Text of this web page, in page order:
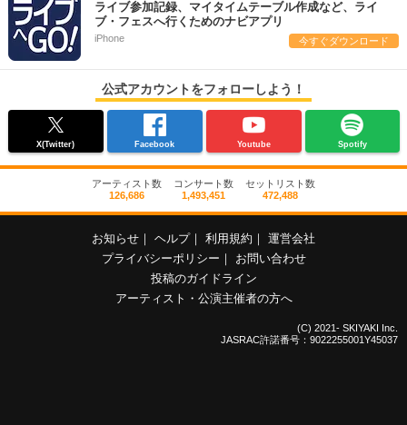
ライブ参加記録、マイタイムテーブル作成など、ライ
ブ・フェスへ行くためのナビアプリ
iPhone 今すぐダウンロード
公式アカウントをフォローしよう！
X(Twitter) Facebook Youtube Spotify
アーティスト数
126,686
コンサート数
1,493,451
セットリスト数
472,488
お知らせ ヘルプ 利用規約
運営会社
プライバシーポリシー
お問い合わせ
投稿のガイドライン
アーティスト・公演主催者の方へ
(C) 2021- SKIYAKI Inc.
JASRAC許諾番号：9022255001Y45037